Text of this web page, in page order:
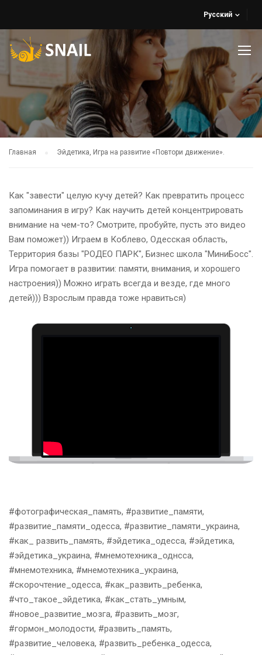
Русский
Главная Эйдетика, Игра на развитие «Повтори движение».
Как "завести" целую кучу детей? Как превратить процесс
запоминания в игру? Как научить детей концентрировать
внимание на чем-то? Смотрите, пробуйте, пусть это видео
Вам поможет)) Играем в Коблево, Одесская область,
Территория базы "РОДЕО ПАРК", Бизнес школа "МиниБосс".
Игра помогает в развитии: памяти, внимания, и хорошего
настроения)) Можно играть всегда и везде, где много
детей))) Взрослым правда тоже нравиться)
#фотографическая_память, #развитие_памяти,
#развитие_памяти_одесса, #развитие_памяти_украина,
#как_ развить_память, #эйдетика_одесса, #эйдетика,
#эйдетика_украина, #мнемотехника_однсса,
#мнемотехника, #мнемотехника_украина,
#скорочтение_одесса, #как_развить_ребенка,
#что_такое_эйдетика, #как_стать_умным,
#новое_развитие_мозга, #развить_мозг,
#гормон_молодости, #развить_память,
#развитие_человека, #развить_ребенка_одесса,